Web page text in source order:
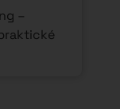
–